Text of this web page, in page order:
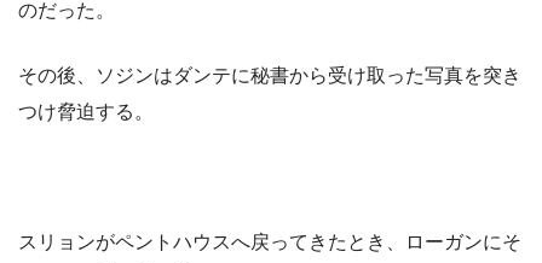
のだった。
その後、ソジンはダンテに秘書から受け取った写真を突き
つけ脅迫する。
スリョンがペントハウスへ戻ってきたとき、ローガンにそ